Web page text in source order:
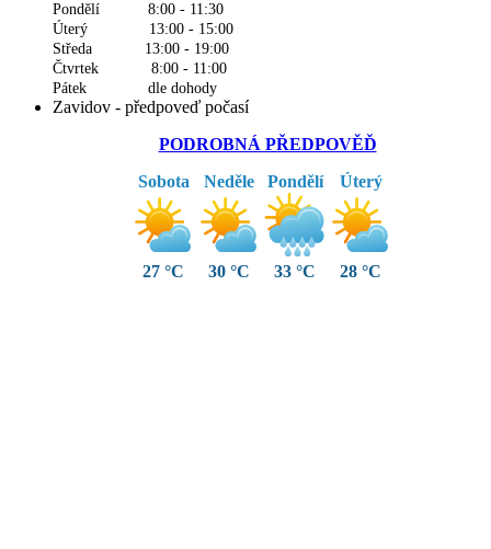
Pondělí 8:00 - 11:30
Úterý 13:00 - 15:00
Středa 13:00 - 19:00
Čtvrtek 8:00 - 11:00
Pátek dle dohody
Zavidov - předpoveď počasí
PODROBNÁ PŘEDPOVĚĎ
Sobota
27 °C
Neděle
30 °C
Pondělí
33 °C
Úterý
28 °C